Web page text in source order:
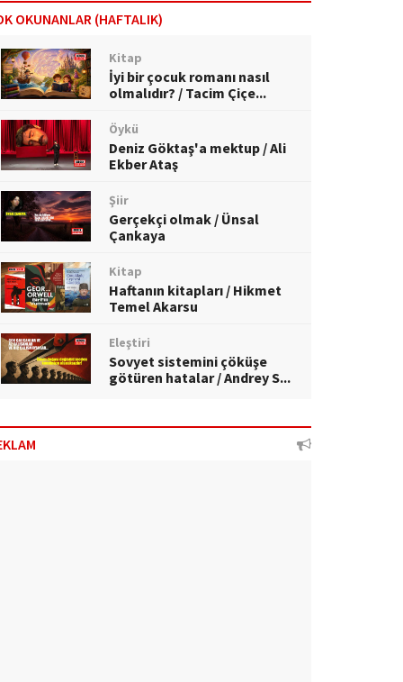
OKUNANLAR (HAFTALIK)
Kitap
İyi bir çocuk romanı nasıl
olmalıdır? / Tacim Çiçe...
Öykü
Deniz Göktaş'a mektup / Ali
Ekber Ataş
Şiir
Gerçekçi olmak / Ünsal
Çankaya
Kitap
Haftanın kitapları / Hikmet
Temel Akarsu
Eleştiri
Sovyet sistemini çöküşe
götüren hatalar / Andrey S...